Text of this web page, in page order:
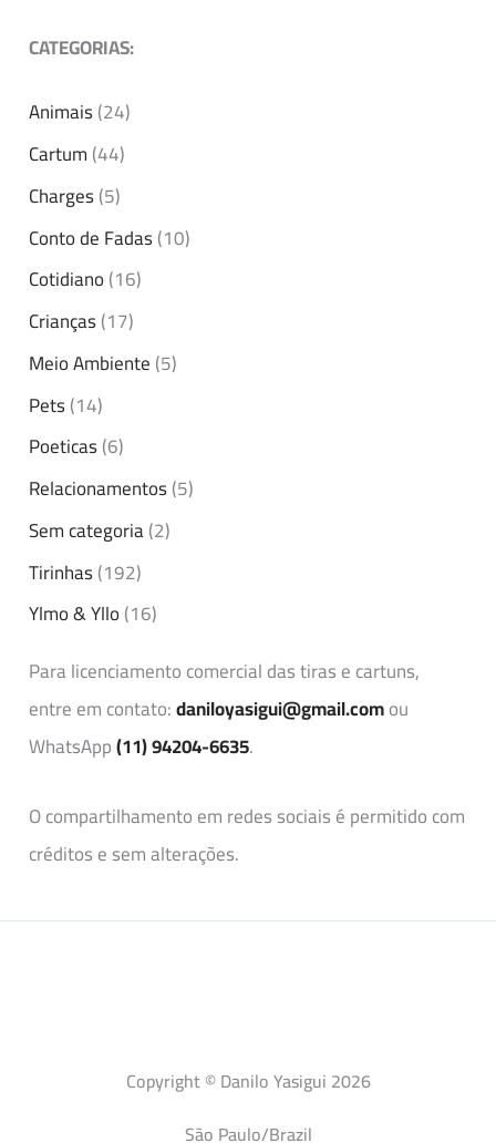
CATEGORIAS:
Animais(24)
Cartum(44)
Charges(5)
Conto de Fadas(10)
Cotidiano(16)
Crianças(17)
Meio Ambiente(5)
Pets(14)
Poeticas(6)
Relacionamentos(5)
Sem categoria(2)
Tirinhas(192)
Ylmo & Yllo(16)
Para licenciamento comercial das tiras e cartuns,
entre em contato:daniloyasigui@gmail.comou
WhatsApp(11) 94204-6635.
O compartilhamento em redes sociais é permitido com
créditos e sem alterações.
Copyright © Danilo Yasigui 2026
São Paulo/Brazil